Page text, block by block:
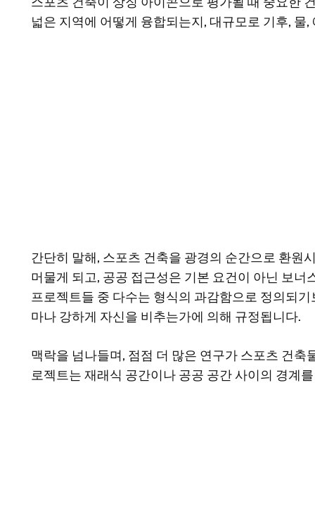
넓은 지역에 어떻게 융합되는지, 대규모로 기후,
간단히 말해, 스포츠 건축을 광경의 순간으로 환원
머물게 되고, 공공 접근성은 기본 요건이 아닌 보
프로젝트들 중 다수는 형식의 과감함으로 정의되
마나 강하게 자신을 비추는가에 의해 규정됩니다.
맥락을 넘나들며, 점점 더 많은 연구가 스포츠 건
로젝트는 재래식 공간이나 공공 공간 사이의 경계